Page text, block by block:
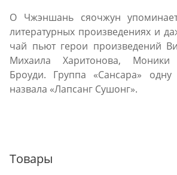
О Чжэншань сяочжун
литературных произведениях и
чай пьют герои произведений
Михаила Харитонова,
Броуди. Группа «Сансара»
назвала «Лапсанг Сушонг».
Товары